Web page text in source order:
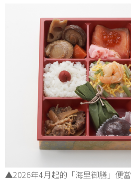
▲2026年4月起的「海里御膳」便當